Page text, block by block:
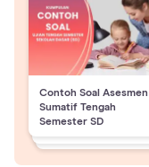
Contoh Soal Asesmen
Sumatif Tengah
Semester SD